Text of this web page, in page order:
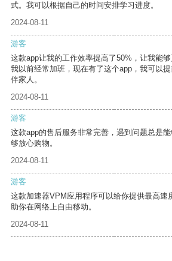
式。我可以根据自己的时间安排学习进度。
2024-08-11
游客
这款app让我的工作效率提高了50%，让我能够
我以前经常加班，现在有了这个app，我可以
伴家人。
2024-08-11
游客
这款app的售后服务非常完善，遇到问题总是
够放心购物。
2024-08-11
游客
这款加速器VPM应用程序可以给你提供最高速
助你在网络上自由移动。
2024-08-11